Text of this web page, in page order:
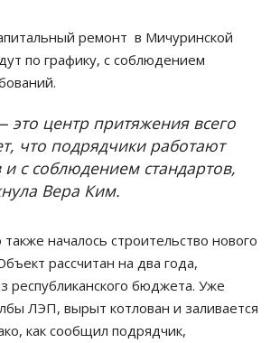
ремонт в Мичуринской
по графику, с соблюдением
центр притяжения всего
что подрядчики работают
и с соблюдением стандартов,
Вера Ким.
началось строительство нового
рассчитан на два года,
республиканского бюджета. Уже
ЛЭП, вырыт котлован и заливается
как сообщил подрядчик,